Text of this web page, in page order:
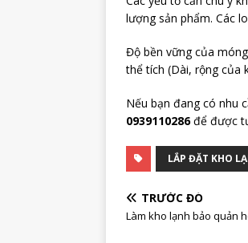
lượng sản phẩm. Các
Độ bền vững của
thể tích (Dài, rộng của
Nếu bạn đang có nhu
0939110286để được
LẮP ĐẶT KHO
TRƯỚC ĐÓ
Làm kho lạnh bảo quản